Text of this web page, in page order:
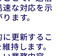
な対応を示
ます。
更新するこ
持します。